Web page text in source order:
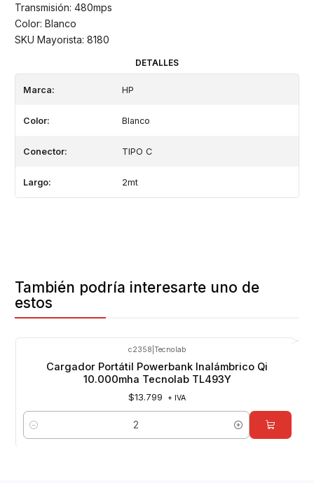
Transmisión: 480mps
Color: Blanco
SKU Mayorista: 8180
DETALLES
Marca: HP
Color: Blanco
Conector: TIPO C
Largo: 2mt
También podría interesarte uno de
estos
c2358 Tecnolab
Cargador Portátil Powerbank Inalámbrico Qi
10.000mha Tecnolab TL493Y
$13.799 + IVA
Cantidad